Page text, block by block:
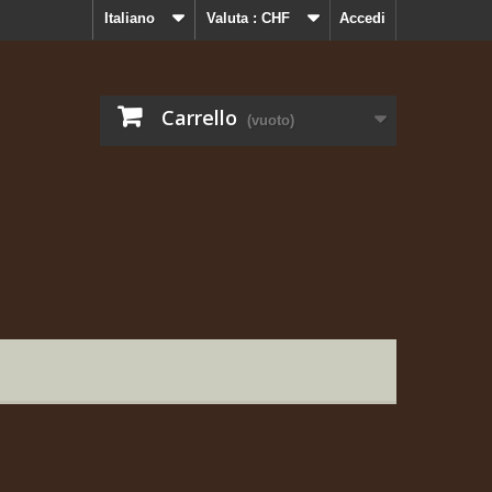
Accedi
Valuta : CHF
Italiano
Carrello (vuoto)